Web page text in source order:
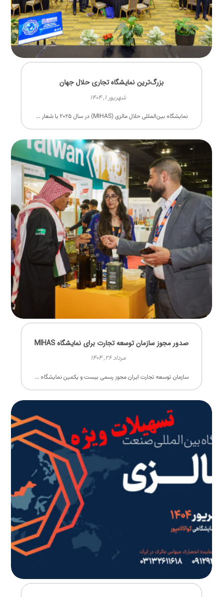
بزرگ‌ترین نمایشگاه تجاری حلال جهان
شهریور ۱, ۱۴۰۴
نمایشگاه بین‌المللی حلال مالزی (MIHAS) در سال ۲۰۲۵ با شعار ...
صدور مجوز سازمان توسعه تجارت برای نمایشگاه MIHAS
مرداد ۲۶, ۱۴۰۴
سازمان توسعه تجارت ایران مجوز رسمی بیست و یکمین نمایشگاه ...